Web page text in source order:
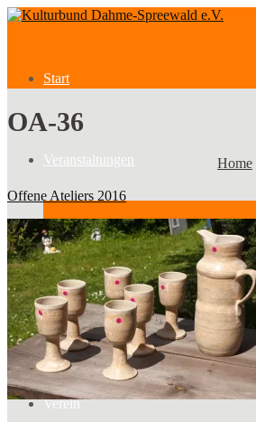
Start
Veranstaltungen
Veranstaltungen
Kategorien
Verein
OA-36
Home
Offene Ateliers 2016